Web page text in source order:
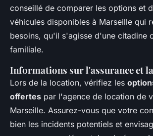
conseillé de comparer les options et
véhicules disponibles à Marseille qui
besoins, qu'il s'agisse d'une citadine
familiale.
Informations sur l'assurance et
Lors de la location, vérifiez les
offertes par l'agence de location de
Marseille. Assurez-vous que votre
bien les incidents potentiels et